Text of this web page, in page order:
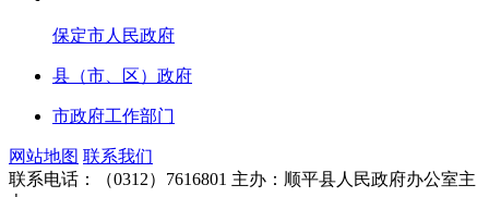
保定市人民政府
县（市、区）政府
市政府工作部门
网站地图 联系我们
联系电话：（0312）7616801 主办：顺平县人民政府办公室主